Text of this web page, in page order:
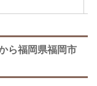
ら福岡県福岡市